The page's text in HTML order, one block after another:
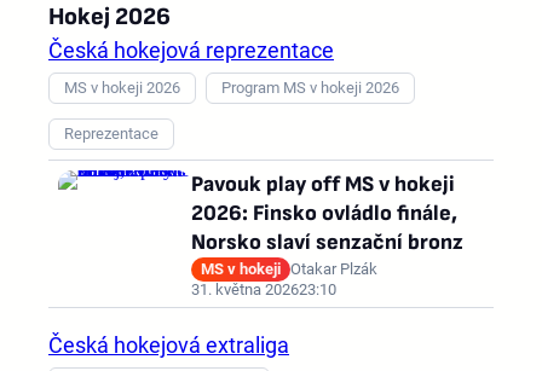
Hokej 2026
Česká hokejová reprezentace
MS v hokeji 2026 Program MS v hokeji 2026
Reprezentace
Pavouk play off MS v hokeji
2026: Finsko ovládlo finále,
Norsko slaví senzační bronz
MS v hokeji Otakar Plzák
31. května 202623:10
Česká hokejová extraliga